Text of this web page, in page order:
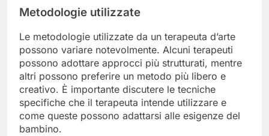
Metodologie utilizzate
Le metodologie utilizzate da un terapeuta d’arte
possono variare notevolmente. Alcuni terapeuti
possono adottare approcci più strutturati, mentre
altri possono preferire un metodo più libero e
creativo. È importante discutere le tecniche
specifiche che il terapeuta intende utilizzare e
come queste possono adattarsi alle esigenze del
bambino.